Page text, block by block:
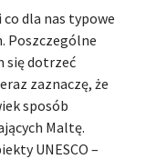
dla nas typowe
Poszczególne
się dotrzeć
zaznaczę, że
sposób
Maltę.
UNESCO –